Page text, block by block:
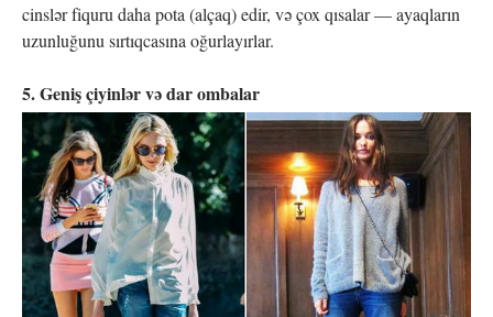
cinslər fiquru daha pota (alçaq) edir, və çox qısalar — ayaqların
uzunluğunu sırtıqcasına oğurlayırlar.
5. Geniş çiyinlər və dar ombalar